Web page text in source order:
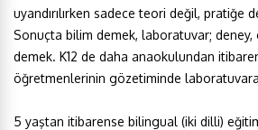
uyandırılırken sadece teori değil, pratiğe
Sonuçta bilim demek, laboratuvar;
demek. K12 de daha anaokulundan
öğretmenlerinin gözetiminde
5 yaştan itibarense bilingual (iki dilli)